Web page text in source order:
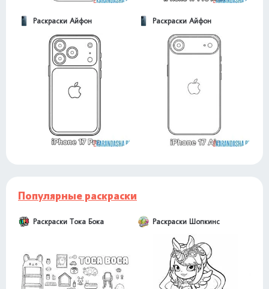
Раскраски Айфон Раскраски Айфон
Популярные раскраски
Раскраски Тока Бока Раскраски Шопкинс